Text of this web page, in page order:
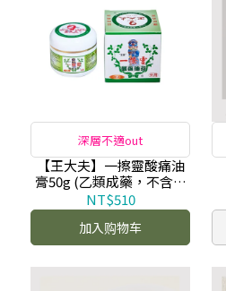
深層不適out
【王大夫】一擦靈酸痛油
膏50g (乙類成藥，不含一
條根)
NT$510
加入购物车